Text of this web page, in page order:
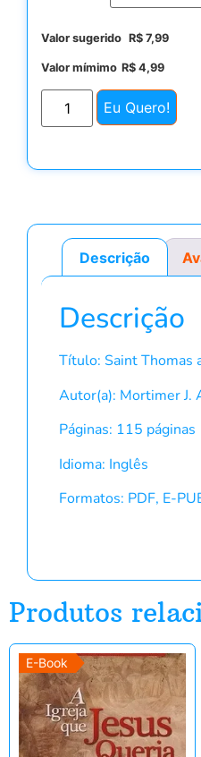
Valor sugerido R$ 7,99
Valor mímimo R$ 4,99
Eu Quero!
Descrição
Descrição
Título: Saint Thomas
Autor(a): Mortimer J.
Páginas: 115 páginas
Idioma: Inglês
Formatos: PDF, E-
Produtos
E-Book